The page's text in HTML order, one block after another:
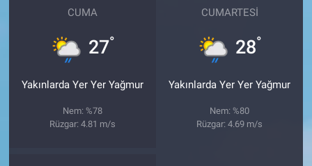
CUMA
27°
Yakınlarda Yer Yer Yağmur
Nem: %78
Rüzgar: 4.81 m/s
CUMARTESI
28°
Yakınlarda Yer Yer Yağmur
Nem: %80
Rüzgar: 4.69 m/s